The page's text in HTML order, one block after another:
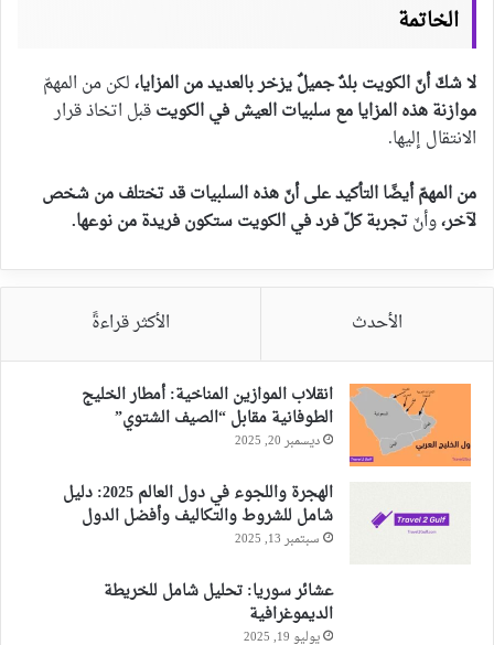
الخاتمة
لا شكّ أنّ الكويت بلدٌ جميلٌ يزخر بالعديد من المزايا،لكن من المهمّ
موازنة هذه المزايا معسلبيات العيش في الكويتقبل اتخاذ قرار
الانتقال إليها.
من المهمّ أيضًا التأكيد على أنّ هذه السلبيات قد تختلف من شخص
لآخر،وأنّتجربة كلّ فرد في الكويت ستكون فريدة من نوعها.
الأحدث الأكثر قراءةً
انقلاب الموازين المناخية: أمطار الخليج
الطوفانية مقابل “الصيف الشتوي”
ديسمبر 20, 2025
الهجرة واللجوء في دول العالم 2025: دليل
شامل للشروط والتكاليف وأفضل الدول
سبتمبر 13, 2025
عشائر سوريا: تحليل شامل للخريطة
الديموغرافية
يوليو 19, 2025